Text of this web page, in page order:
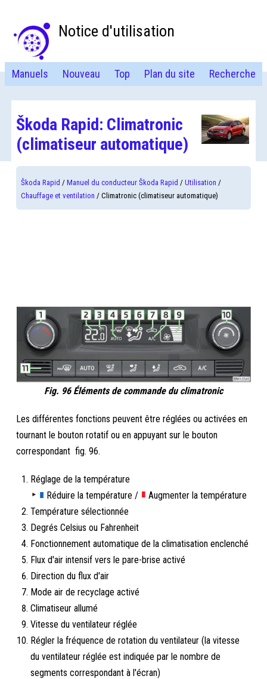
Notice d'utilisation
Manuels Nouveau Top Plan du site Recherche
Škoda Rapid: Climatronic
(climatiseur automatique)
Škoda Rapid /Manuel du conducteur Škoda Rapid /Utilisation /
Chauffage et ventilation / Climatronic (climatiseur automatique)
Fig. 96 Éléments de commande du climatronic
Les différentes fonctions peuvent être réglées ou activées en
tournant le bouton rotatif ou en appuyant sur le bouton
correspondant fig. 96.
Réglage de la température
Réduire la température /
Augmenter la température
Température sélectionnée
Degrés Celsius ou Fahrenheit
Fonctionnement automatique de la climatisation enclenché
Flux d'air intensif vers le pare-brise activé
Direction du flux d'air
Mode air de recyclage activé
Climatiseur allumé
Vitesse du ventilateur réglée
Régler la fréquence de rotation du ventilateur (la vitesse
du ventilateur réglée est indiquée par le nombre de
segments correspondant à l'écran)